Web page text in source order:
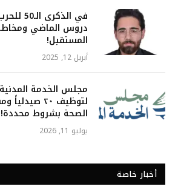
في
دروس الماضي
المستقبل!
أبريل 12, 2025
مجلس الخدمة
لتوظيف ٢٠
الصحة بشروط محددة!
يوليو 11, 2026
أخبار خاصة